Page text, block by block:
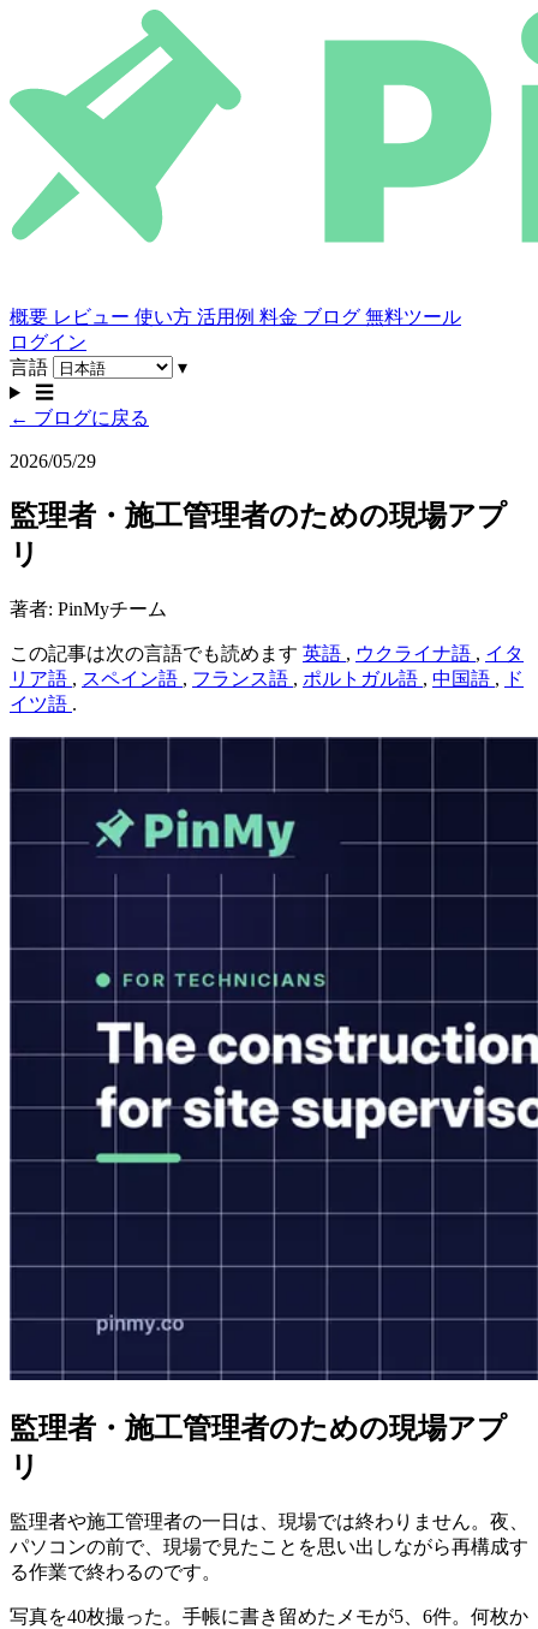
概要 レビュー 使い方 活用例 料金 ブログ 無料ツール
ログイン
言語
▾
☰
← ブログに戻る
2026/05/29
監理者・施工管理者のための現場アプ
リ
著者: PinMyチーム
この記事は次の言語でも読めます 英語 , ウクライナ語 , イタ
リア語 , スペイン語 , フランス語 , ポルトガル語 , 中国語 , ド
イツ語 .
監理者・施工管理者のための現場アプ
リ
監理者や施工管理者の一日は、現場では終わりません。夜、
パソコンの前で、現場で見たことを思い出しながら再構成す
る作業で終わるのです。
写真を40枚撮った。手帳に書き留めたメモが5、6件。何枚か